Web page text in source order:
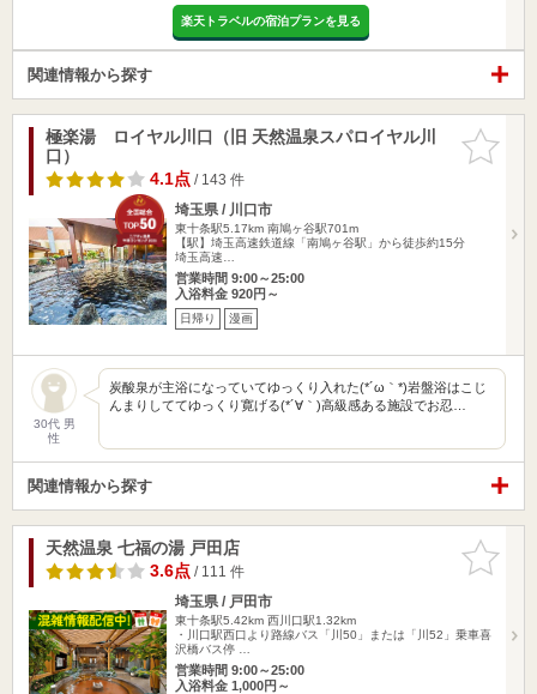
楽天トラベルの宿泊プランを見る
関連情報から探す
お気に入
りに追加
極楽湯 ロイヤル川口（旧 天然温泉スパロイヤル川
口）
4.1点/ 143 件
埼玉県 / 川口市
東十条駅5.17km 南鳩ヶ谷駅701m
【駅】埼玉高速鉄道線「南鳩ヶ谷駅」から徒歩約15分
埼玉高速…
営業時間 9:00～25:00
入浴料金 920円～
日帰り 漫画
30代 男
性
炭酸泉が主浴になっていてゆっくり入れた(*´ω｀*)岩盤浴はこじ
んまりしててゆっくり寛げる(*´∀｀)高級感ある施設でお忍…
関連情報から探す
お気に入
りに追加
天然温泉 七福の湯 戸田店
3.6点/ 111 件
埼玉県 / 戸田市
東十条駅5.42km 西川口駅1.32km
・川口駅西口より路線バス「川50」または「川52」乗車喜
沢橋バス停 …
営業時間 9:00～25:00
入浴料金 1,000円～